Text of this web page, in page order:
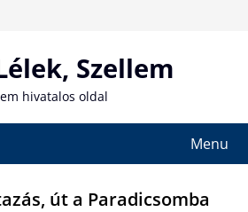
Szellem
hivatalos oldal
Menu
út a Paradicsomba